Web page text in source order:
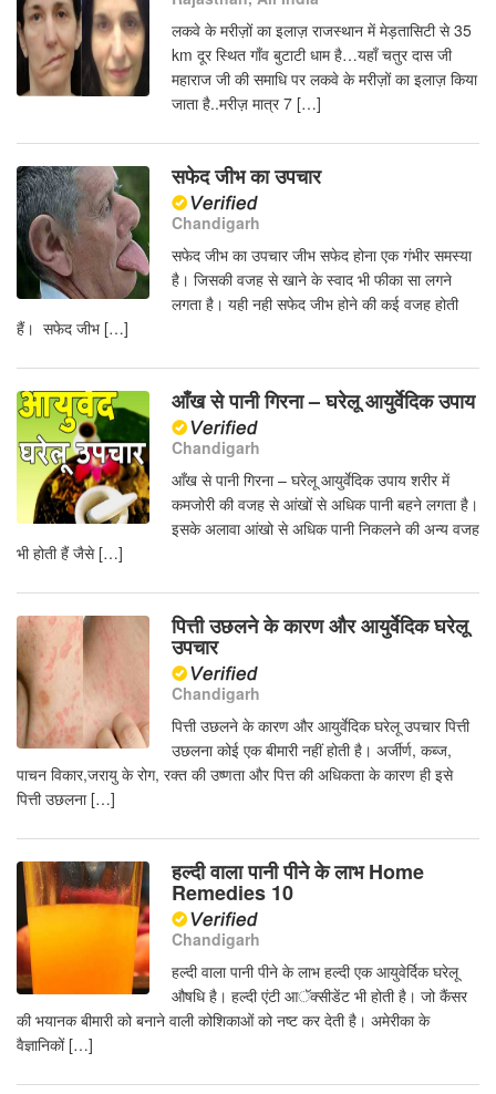
लकवे के मरीज़ों का इलाज़ राजस्थान में मेड़तासिटी से 35
km दूर स्थित गाँव बुटाटी धाम है…यहाँ चतुर दास जी
महाराज जी की समाधि पर लकवे के मरीज़ों का इलाज़ किया
जाता है..मरीज़ मात्र 7 […]
सफेद जीभ का उपचार
Chandigarh
सफेद जीभ का उपचार जीभ सफेद होना एक गंभीर समस्या
है। जिसकी वजह से खाने के स्वाद भी फीका सा लगने
लगता है। यही नही सफेद जीभ होने की कई वजह होती
हैं। सफेद जीभ […]
आँख से पानी गिरना – घरेलू आयुर्वेदिक उपाय
Chandigarh
आँख से पानी गिरना – घरेलू आयुर्वेदिक उपाय शरीर में
कमजोरी की वजह से आंखों से अधिक पानी बहने लगता है।
इसके अलावा आंखो से अधिक पानी निकलने की अन्य वजह
भी होती हैं जैसे […]
पित्ती उछलने के कारण और आयुर्वेदिक घरेलू
उपचार
Chandigarh
पित्ती उछलने के कारण और आयुर्वेदिक घरेलू उपचार पित्ती
उछलना कोई एक बीमारी नहीं होती है। अर्जीर्ण, कब्ज,
पाचन विकार,जरायु के रोग, रक्त की उष्णता और पित्त की अधिकता के कारण ही इसे
पित्ती उछलना […]
हल्दी वाला पानी पीने के लाभ Home
Remedies 10
Chandigarh
हल्दी वाला पानी पीने के लाभ हल्दी एक आयुवेर्दिक घरेलू
औषधि है। हल्दी एंटी आॅक्सीडेंट भी होती है। जो कैंसर
की भयानक बीमारी को बनाने वाली कोशिकाओं को नष्ट कर देती है। अमेरीका के
वैज्ञानिकों […]